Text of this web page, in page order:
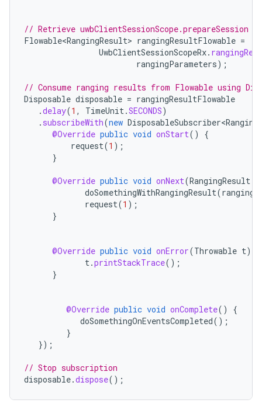
// Retrieve uwbClientSessionScope.prepareSession
Flowable<RangingResult> rangingResultFlowable =
UwbClientSessionScopeRx.
rangingParameters);
// Consume ranging results from Flowable using
Disposable disposable = rangingResultFlowable
.delay(1 , TimeUnit.SECONDS)
. subscribeWith(new
@Override public void onStart()
{
request(1 );
}
@Override public void onNext(RangingResult
doSomethingWithRangingResult(
request(1 );
}
@Override public void onError(Throwable t)
t.printStackTrace();
}
@Override public void onComplete()
{
doSomethingOnEventsCompleted();
}
});
// Stop subscription
disposable.dispose();